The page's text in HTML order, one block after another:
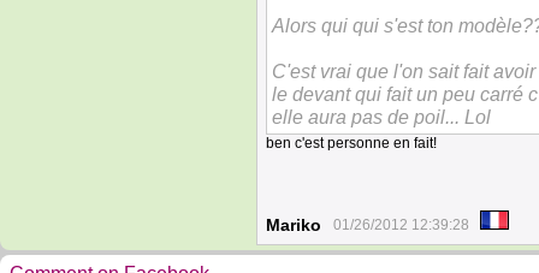
Alors qui qui s'est ton
C'est vrai que l'on sait fait
le devant qui fait un peu carré
elle aura pas de poil... Lol
ben c'est personne en fait!
Mariko 01/26/2012 12:39:28